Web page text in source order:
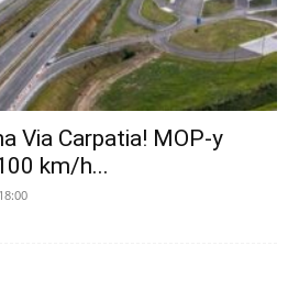
Via Carpatia! MOP-y
km/h...